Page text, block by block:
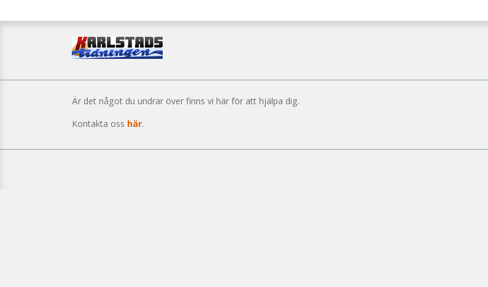
Är det något du undrar över finns vi här för att hjälpa dig.
Kontakta oss här.